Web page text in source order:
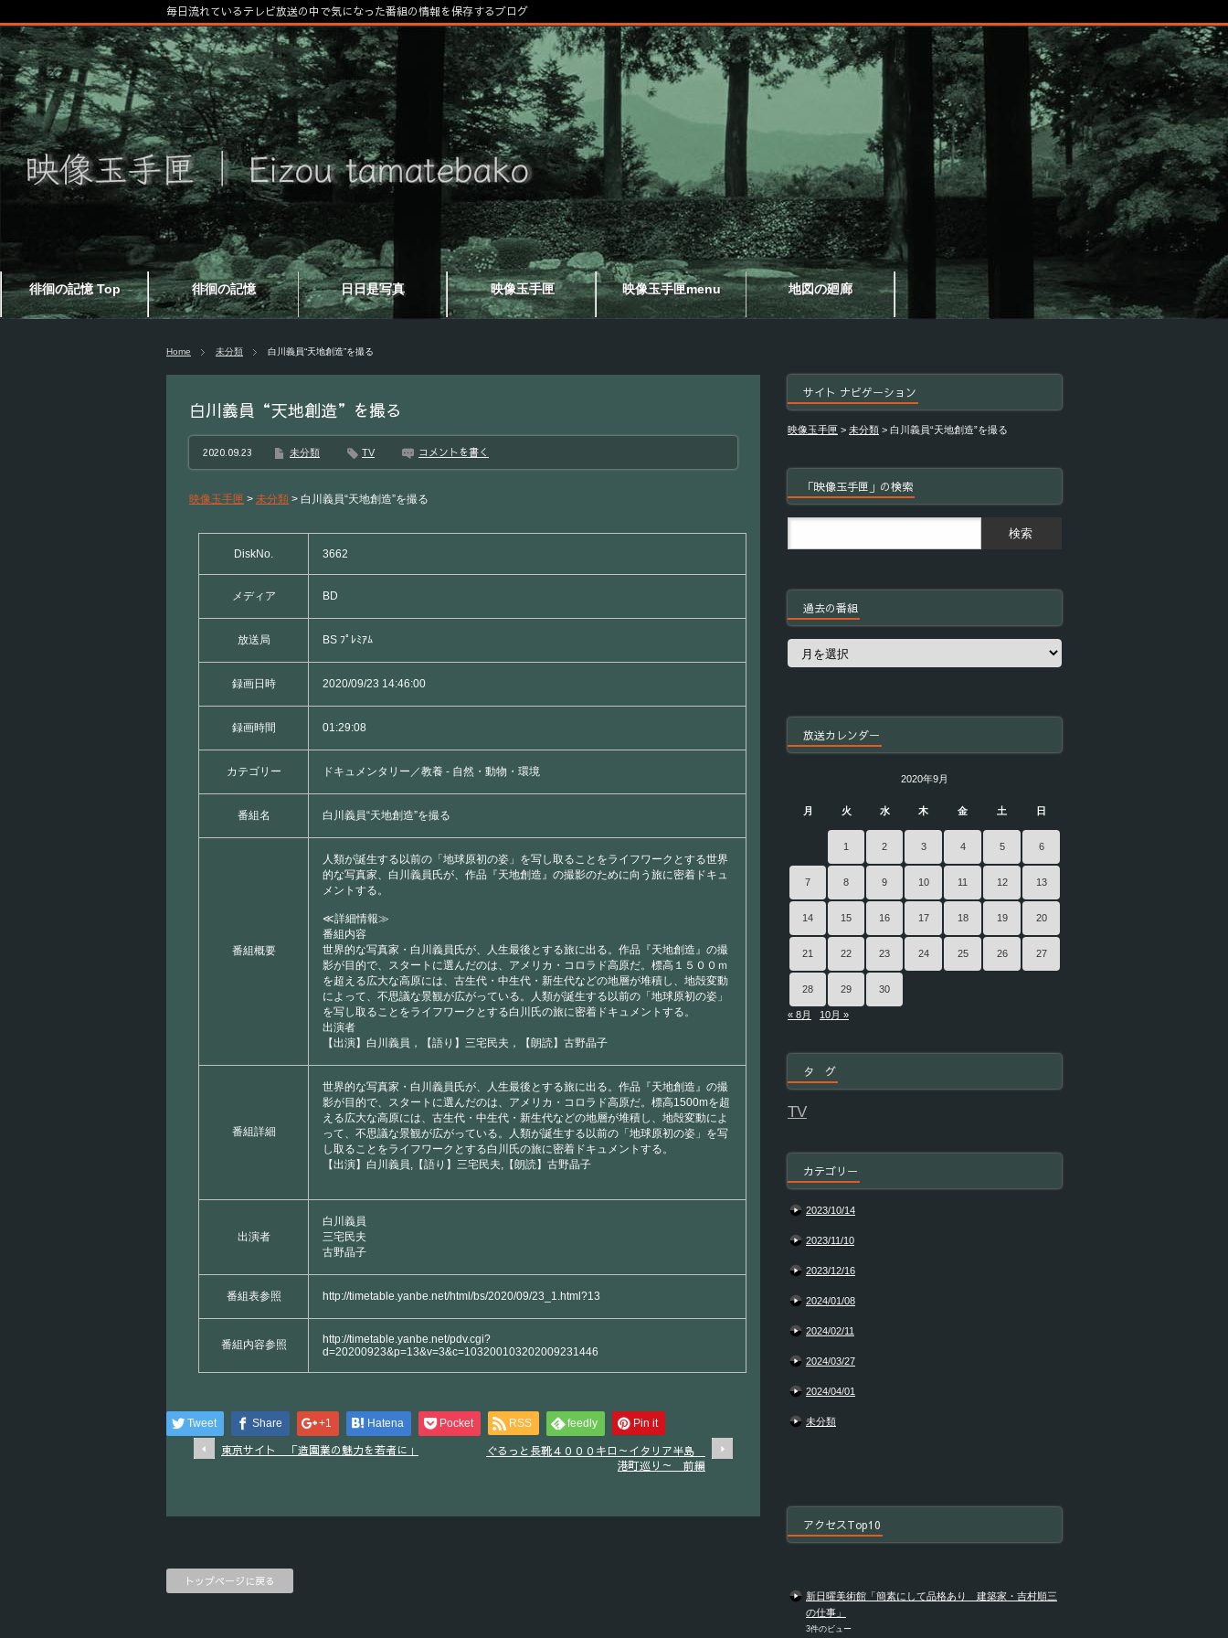
徘徊の記憶 Top 徘徊の記憶 日日是写真 映像玉手匣 映像玉手匣menu 地図の廻廊
毎日流れているテレビ放送の中で気になった番組の情報を保存するブログ
Home 未分類 白川義員“天地創造”を撮る
白川義員“天地創造”を撮る
2020.09.23 未分類 TV コメントを書く
映像玉手匣 > 未分類 > 白川義員“天地創造”を撮る
DiskNo. 3662
メディア BD
放送局 BS ﾌﾟﾚﾐｱﾑ
録画日時 2020/09/23 14:46:00
録画時間 01:29:08
カテゴリー ドキュメンタリー／教養 - 自然・動物・環境
番組名 白川義員“天地創造”を撮る
番組概要
人類が誕生する以前の「地球原初の姿」を写し取ることをライフワークとする世界
的な写真家、白川義員氏が、作品『天地創造』の撮影のために向う旅に密着ドキュ
メントする。
≪詳細情報≫
番組内容
世界的な写真家・白川義員氏が、人生最後とする旅に出る。作品『天地創造』の撮
影が目的で、スタートに選んだのは、アメリカ・コロラド高原だ。標高１５００ｍ
を超える広大な高原には、古生代・中生代・新生代などの地層が堆積し、地殻変動
によって、不思議な景観が広がっている。人類が誕生する以前の「地球原初の姿」
を写し取ることをライフワークとする白川氏の旅に密着ドキュメントする。
出演者
【出演】白川義員，【語り】三宅民夫，【朗読】古野晶子
番組詳細
世界的な写真家・白川義員氏が、人生最後とする旅に出る。作品『天地創造』の撮
影が目的で、スタートに選んだのは、アメリカ・コロラド高原だ。標高1500mを超
える広大な高原には、古生代・中生代・新生代などの地層が堆積し、地殻変動によ
って、不思議な景観が広がっている。人類が誕生する以前の「地球原初の姿」を写
し取ることをライフワークとする白川氏の旅に密着ドキュメントする。
【出演】白川義員,【語り】三宅民夫,【朗読】古野晶子
出演者
白川義員
三宅民夫
古野晶子
番組表参照 http://timetable.yanbe.net/html/bs/2020/09/23_1.html?13
番組内容参照
http://timetable.yanbe.net/pdv.cgi?
d=20200923&p=13&v=3&c=103200103202009231446
Tweet Share +1 Hatena Pocket RSS feedly Pin it
東京サイト 「造園業の魅力を若者に」
ぐるっと長靴４０００キロ～イタリア半島
港町巡り～ 前編
トップページに戻る
サイト ナビゲーション
映像玉手匣 > 未分類 > 白川義員“天地創造”を撮る
「映像玉手匣」の検索
過去の番組
過
放送カレンダー
2020年9月
月 火 水 木 金 土 日
1 2 3 4 5 6
7 8 9 10 11 12 13
14 15 16 17 18 19 20
21 22 23 24 25 26 27
28 29 30
« 8月 10月 »
タ グ
TV
カテゴリー
2023/10/14
2023/11/10
2023/12/16
2024/01/08
2024/02/11
2024/03/27
2024/04/01
未分類
アクセスTop10
新日曜美術館「簡素にして品格あり 建築家・吉村順三
の仕事」
3件のビュー